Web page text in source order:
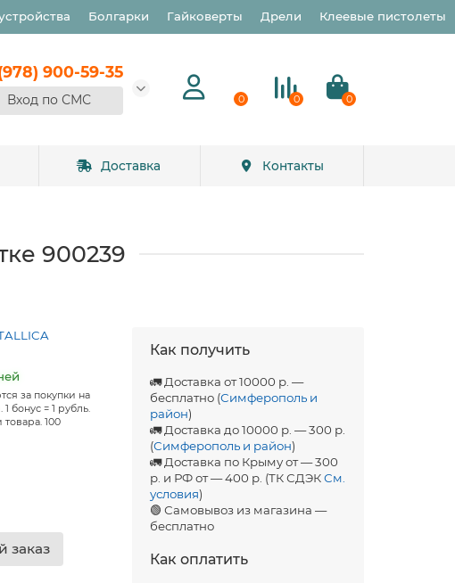
Болгарки Гайковерты Дрели Клеевые пистолеты
900-59-35
Вход по СМС 0 0 0
Доставка Контакты
900239
за покупки на
бонус = 1 рубль.
100
заказ
Как получить
🚛 Доставка от 10000 р. —
бесплатно (Симферополь и
район)
🚛 Доставка до 10000 р. — 300 р.
(Симферополь и район)
🚛 Доставка по Крыму от — 300
р. и РФ от — 400 р. (ТК СДЭКСм.
условия)
🟢 Самовывоз из магазина —
бесплатно
Как оплатить